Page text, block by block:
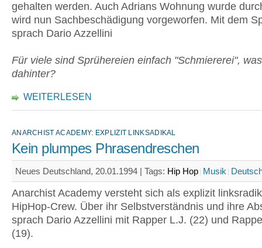
gehalten werden. Auch Adrians Wohnung wurde
wird nun Sachbeschädigung vorgeworfen. Mit dem
sprach Dario Azzellini
Für viele sind Sprühereien einfach "Schmiererei",
dahinter?
WEITERLESEN
ANARCHIST ACADEMY: EXPLIZIT LINKSADIKAL
Kein plumpes Phrasendreschen
Neues Deutschland, 20.01.1994 | Tags: Hip Hop Musik
Anarchist Academy versteht sich als explizit
HipHop-Crew. Über ihr Selbstverständnis und ihre
sprach Dario Azzellini mit Rapper L.J. (22) und
(19).